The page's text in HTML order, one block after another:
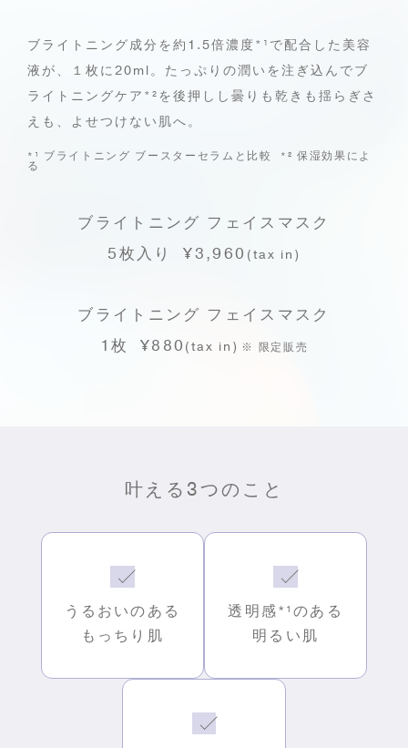
ブライトニング成分を約1.5倍濃度*¹ で配合した美容
液が、１枚に20ml。 たっぷりの潤いを注ぎ込んでブ
ライトニングケア *²を後押しし 曇りも乾きも揺らぎさ
えも、よせつけない肌へ。
*¹ ブライトニング ブースターセラムと比較 *² 保湿効果によ
る
ブライトニング フェイスマスク
5枚入り ¥3,960 (tax in)
ブライトニング フェイスマスク
1枚 ¥880 (tax in) ※ 限定販売
叶える3つのこと
うるおいのある
もっちり肌
透明感*¹のある
明るい肌